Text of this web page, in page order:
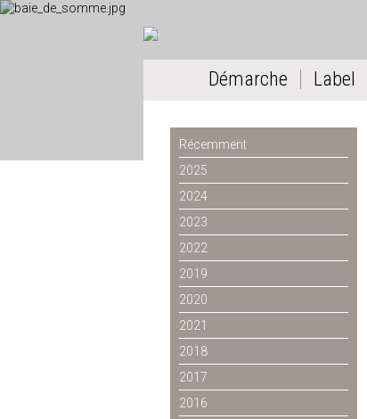
Démarche Label
Récemment
2025
2024
2023
2022
2019
2020
2021
2018
2017
2016